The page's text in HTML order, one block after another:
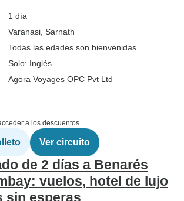
1 día
Varanasi , Sarnath
Todas las edades son bienvenidas
Solo: Inglés
Agora Voyages OPC Pvt Ltd
a los descuentos
Ver circuito
de 2 días a Benarés
vuelos, hotel de lujo
sin esperas